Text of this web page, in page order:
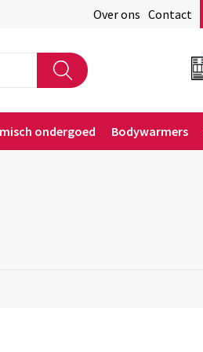
Over ons Contact
ondergoed Bodywarmers